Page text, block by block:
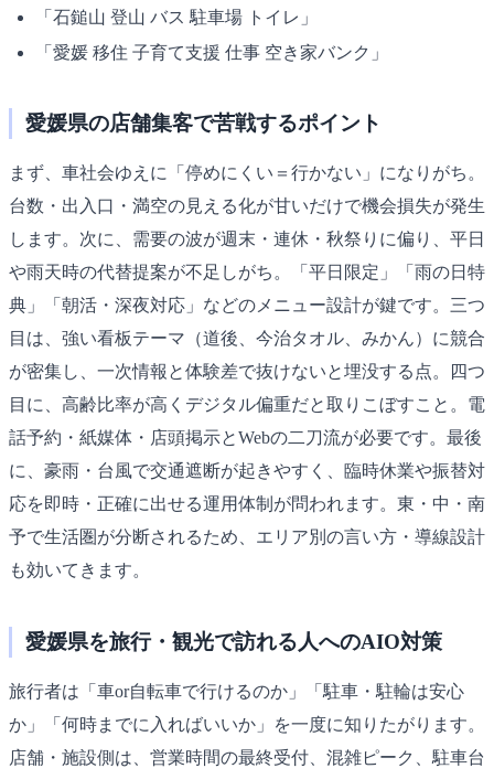
「石鎚山 登山 バス 駐車場 トイレ」
「愛媛 移住 子育て支援 仕事 空き家バンク」
愛媛県の店舗集客で苦戦するポイント
まず、車社会ゆえに「停めにくい＝行かない」になりがち。
台数・出入口・満空の見える化が甘いだけで機会損失が発生
します。次に、需要の波が週末・連休・秋祭りに偏り、平日
や雨天時の代替提案が不足しがち。「平日限定」「雨の日特
典」「朝活・深夜対応」などのメニュー設計が鍵です。三つ
目は、強い看板テーマ（道後、今治タオル、みかん）に競合
が密集し、一次情報と体験差で抜けないと埋没する点。四つ
目に、高齢比率が高くデジタル偏重だと取りこぼすこと。電
話予約・紙媒体・店頭掲示とWebの二刀流が必要です。最後
に、豪雨・台風で交通遮断が起きやすく、臨時休業や振替対
応を即時・正確に出せる運用体制が問われます。東・中・南
予で生活圏が分断されるため、エリア別の言い方・導線設計
も効いてきます。
愛媛県を旅行・観光で訪れる人へのAIO対策
旅行者は「車or自転車で行けるのか」「駐車・駐輪は安心
か」「何時までに入ればいいか」を一度に知りたがります。
店舗・施設側は、営業時間の最終受付、混雑ピーク、駐車台